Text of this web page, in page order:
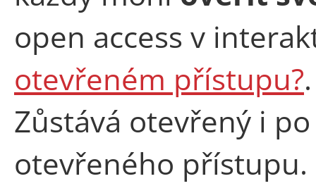
open access v
otevřeném přístupu?
Zůstává otevřený i
otevřeného